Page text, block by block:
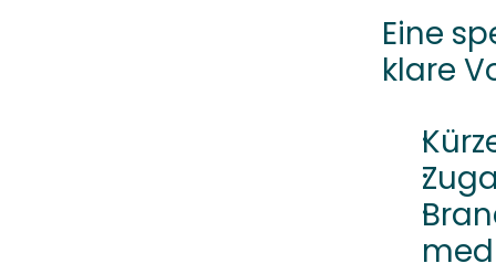
Eine
klare